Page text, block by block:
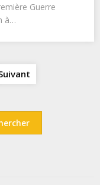
Guerre
à…